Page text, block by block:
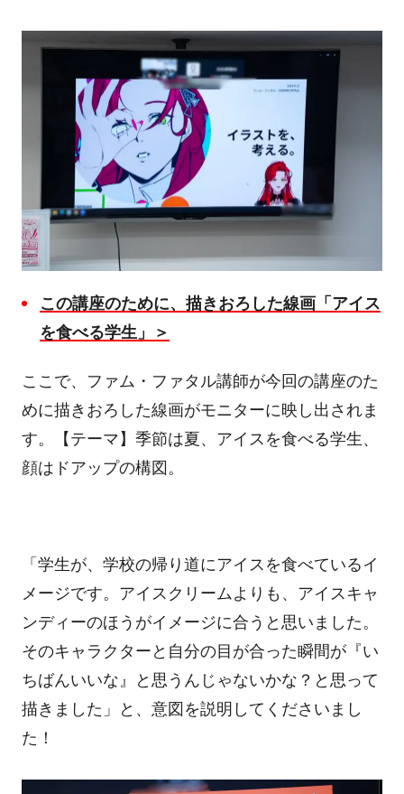
この講座のために、描きおろした線画「アイス
を食べる学生」＞
ここで、ファム・ファタル講師が今回の講座のた
めに描きおろした線画がモニターに映し出されま
す。【テーマ】季節は夏、アイスを食べる学生、
顔はドアップの構図。
「学生が、学校の帰り道にアイスを食べているイ
メージです。アイスクリームよりも、アイスキャ
ンディーのほうがイメージに合うと思いました。
そのキャラクターと自分の目が合った瞬間が『い
ちばんいいな』と思うんじゃないかな？と思って
描きました」と、意図を説明 してくださいまし
た！